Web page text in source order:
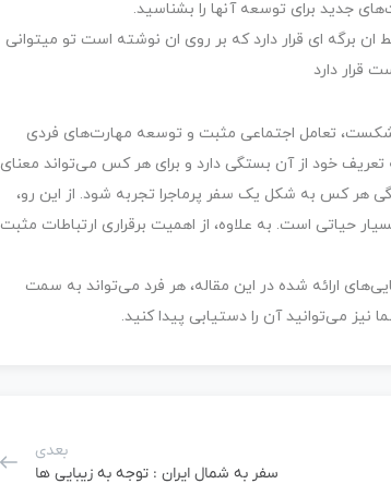
جدید برای توسعه آنها را بشناسید.
شکست، تعامل اجتماعی مثبت و توسعه مهارت‌های فردی
خود از آن بستگی دارد و برای هر کس می‌تواند معنای
هر کس به شکل یک سفر پرماجرا تجربه شود. از این رو،
حیاتی است. به علاوه، از اهمیت برقراری ارتباطات مثبت
ارائه شده در این مقاله، هر فرد می‌تواند به سمت
می‌توانید آن را دستیابی پیدا کنید.
بعدی
سفر به شمال ایران : توجه به زیبایی ها